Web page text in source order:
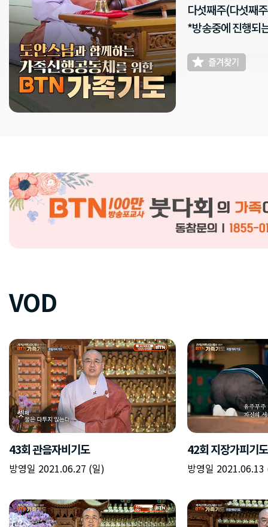
다섯째주(다섯째
*방송중에 진행되
VOD
43회 관음자비기도
방영일 2021.06.27 (일)
42회 지장가피기도
방영일 2021.06.13